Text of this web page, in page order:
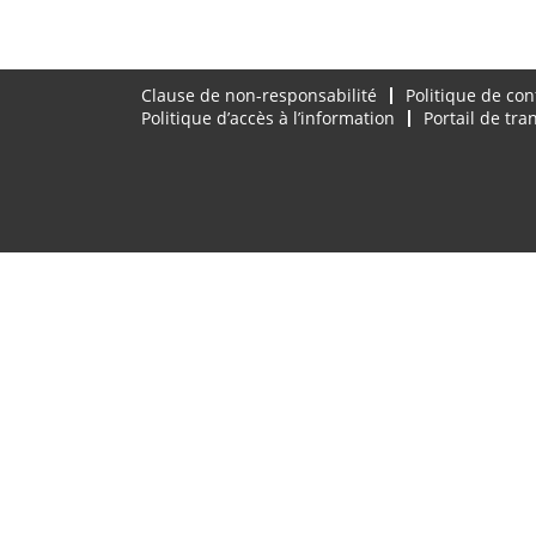
Clause de non-responsabilité
Politique de
Politique d’accès à l’information
Portail de